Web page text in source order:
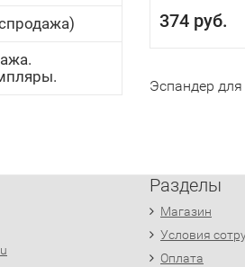
374 руб.
Эспандер для
Разделы
Магазин
Условия
Оплата